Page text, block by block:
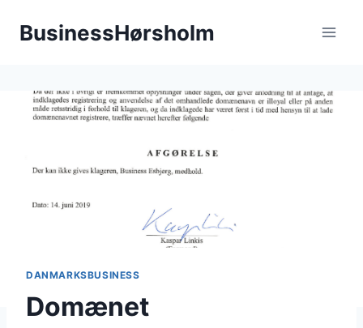
BusinessHørsholm
DANMARKSBUSINESS
Domænet